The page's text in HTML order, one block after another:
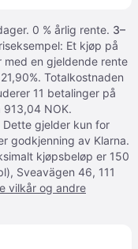
0 % årlig rente. 3–
Et kjøp på
med en gjeldende rente
Totalkostnaden
11 betalinger på
913,04 NOK.
gjelder kun for
godkjenning av Klarna.
kjøpsbeløp er 150
Sveavägen 46, 111
vilkår og andre